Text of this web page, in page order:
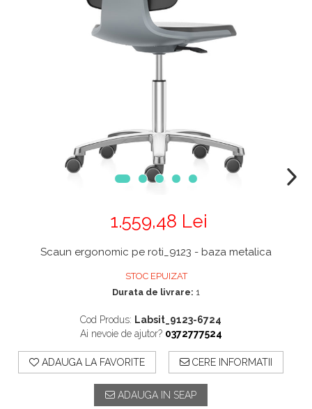
Dulapuri la sol
Dulapuri under-bench mobile
1.559,48 Lei
Scaun ergonomic pe roti_9123 - baza metalica
STOC EPUIZAT
Durata de livrare: 1
Cod Produs: Labsit_9123-6724
Ai nevoie de ajutor? 0372777524
ADAUGA LA FAVORITE CERE INFORMATII
ADAUGA IN SEAP